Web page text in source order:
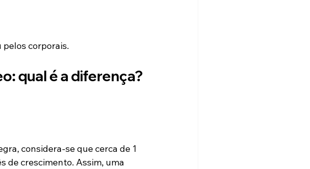
corporais.
qual é a diferença?
considera-se que cerca de 1
de crescimento. Assim, uma